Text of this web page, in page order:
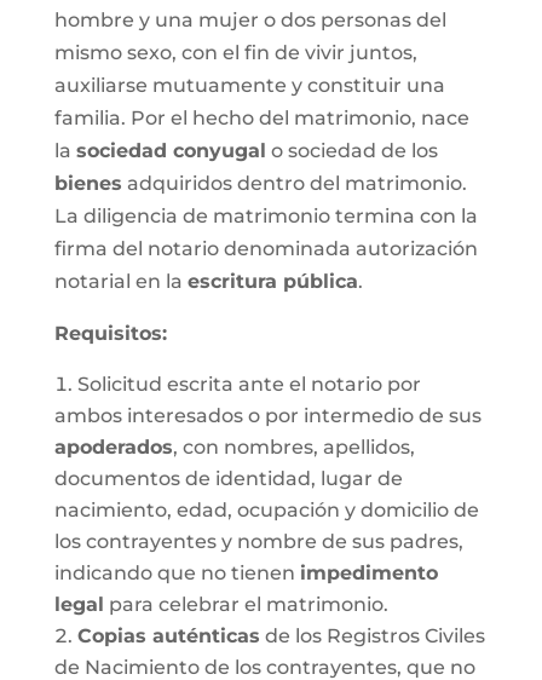
hombre y una mujer o dos personas del
mismo sexo, con el fin de vivir juntos,
auxiliarse mutuamente y constituir una
familia. Por el hecho del matrimonio, nace
la sociedad conyugal o sociedad de los
bienes adquiridos dentro del matrimonio.
La diligencia de matrimonio termina con la
firma del notario denominada autorización
notarial en la escritura pública.
Requisitos:
Solicitud escrita ante el notario por
ambos interesados o por intermedio de sus
apoderados, con nombres, apellidos,
documentos de identidad, lugar de
nacimiento, edad, ocupación y domicilio de
los contrayentes y nombre de sus padres,
indicando que no tienen impedimento
legal para celebrar el matrimonio.
Copias auténticas de los Registros Civiles
de Nacimiento de los contrayentes, que no